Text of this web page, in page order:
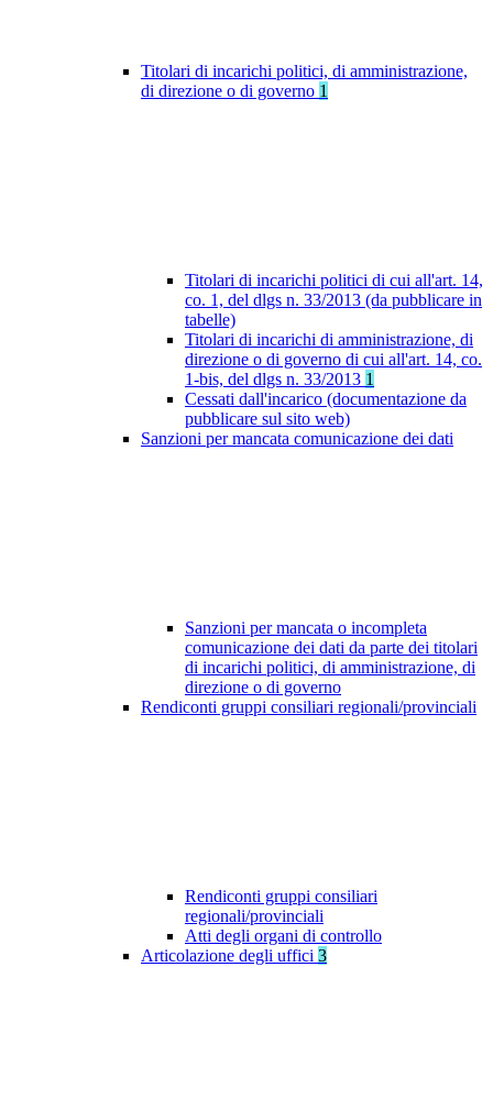
Titolari di incarichi politici, di amministrazione,
di direzione o di governo 1
Titolari di incarichi politici di cui all'art. 14,
co. 1, del dlgs n. 33/2013 (da pubblicare in
tabelle)
Titolari di incarichi di amministrazione, di
direzione o di governo di cui all'art. 14, co.
1-bis, del dlgs n. 33/2013 1
Cessati dall'incarico (documentazione da
pubblicare sul sito web)
Sanzioni per mancata comunicazione dei dati
Sanzioni per mancata o incompleta
comunicazione dei dati da parte dei titolari
di incarichi politici, di amministrazione, di
direzione o di governo
Rendiconti gruppi consiliari regionali/provinciali
Rendiconti gruppi consiliari
regionali/provinciali
Atti degli organi di controllo
Articolazione degli uffici 3